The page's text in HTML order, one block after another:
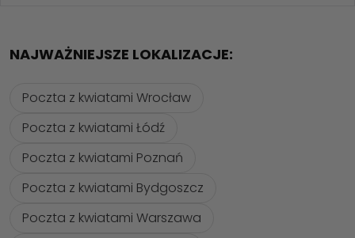
NAJWAŻNIEJSZE LOKALIZACJE:
Poczta z kwiatami Wrocław
Poczta z kwiatami Łódź
Poczta z kwiatami Poznań
Poczta z kwiatami Bydgoszcz
Poczta z kwiatami Warszawa